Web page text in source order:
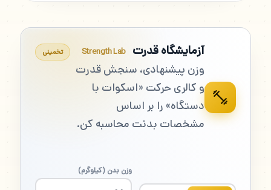
آزمایشگاه قدرت Strength Lab
وزن پیشنهادی، سنجش قدرت
و کالری حرکت «اسکوات با
دستگاه» را بر اساس
مشخصات بدنت محاسبه کن.
تخمینی
وزن بدن (کیلوگرم)